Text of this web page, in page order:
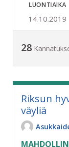
LUONTIAIKA
14.10.2019
28
Riksun
väyliä